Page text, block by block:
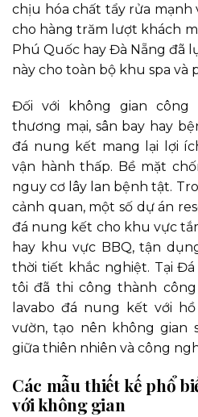
chịu hóa chất tẩy rửa mạnh
cho hàng trăm lượt khách
Phú Quốc hay Đà Nẵng đã
này cho toàn bộ khu spa và
Đối với không gian
thương mại, sân bay hay
đá nung kết mang lại lợi
vận hành thấp. Bề mặt
nguy cơ lây lan bệnh tật.
cảnh quan, một số dự án
đá nung kết cho khu vực
hay khu vực BBQ, tận
thời tiết khắc nghiệt. Tại
tôi đã thi công thành
lavabo đá nung kết với
vườn, tạo nên không gian
giữa thiên nhiên và công
Các mẫu thiết kế phổ
với không gian